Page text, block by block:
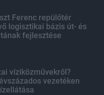
Ferenc repülőtér
logisztikai bázis út- és
fejlesztése
víziközművekről?
vezetéken